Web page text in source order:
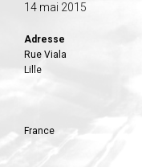
14 mai 2015
Adresse
Rue Viala
Lille
France